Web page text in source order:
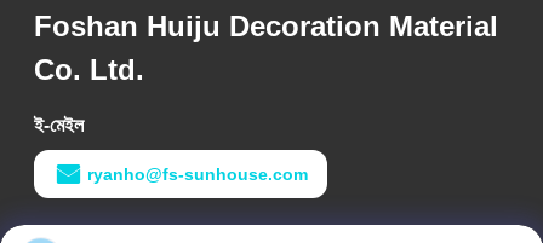
Foshan Huiju Decoration Material
Co. Ltd.
ই-মেইল
ryanho@fs-sunhouse.com
কাজের সময়